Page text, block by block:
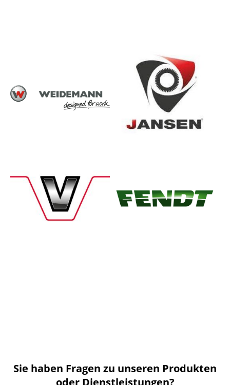
Sie haben Fragen zu unseren Produkten
oder Dienstleistungen?